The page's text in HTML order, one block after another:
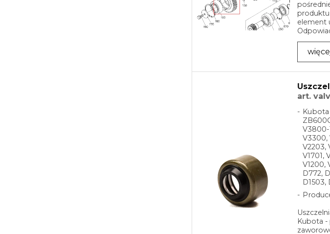
produktu
element
...
art.
Kubota
V3800-
V3300,
V2203,
V1701,
V1200,
D772,
D1503,
Kubota -